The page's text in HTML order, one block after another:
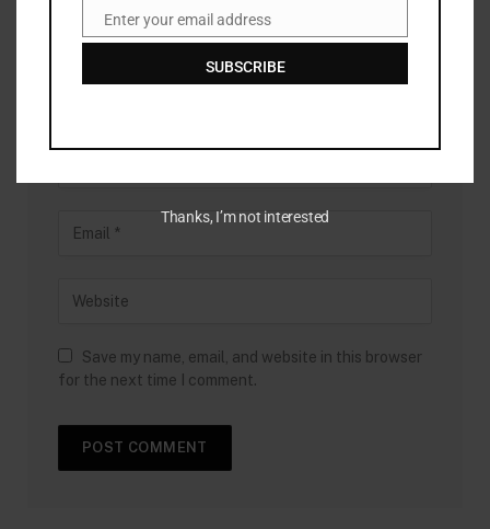
Save my name, email, and website in this browser
for the next time I comment.
EmailEnter your email address
SUBSCRIBE
Thanks, I’m not interested